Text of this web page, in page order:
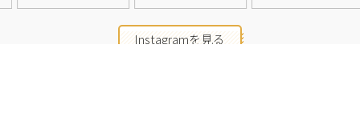
Instagramを見る